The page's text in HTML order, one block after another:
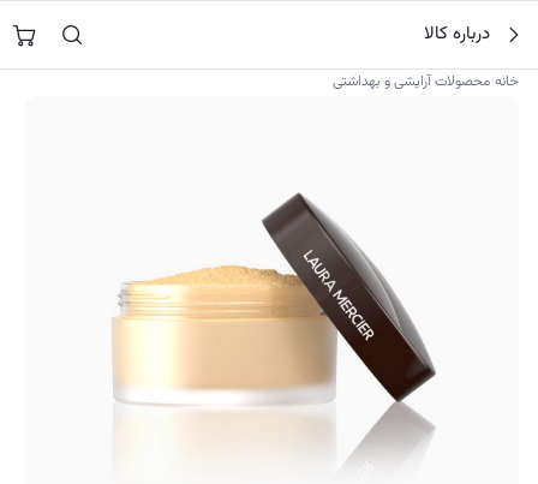
محتوا
جستجو در
درباره کالا
خانه›محصولات آرایشی و بهداشتی